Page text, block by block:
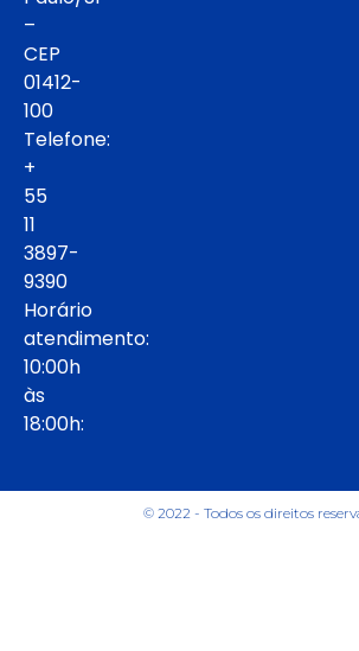
–
CEP
01412-
100
Telefone:
+
55
11
3897-
9390
Horário
atendimento:
10:00h
às
18:00h:
© 2022 - Todos os direitos